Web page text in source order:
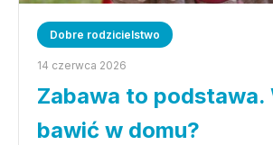
Dobre rodzicielstwo
14 czerwca 2026
Zabawa to podstawa.
bawić w domu?